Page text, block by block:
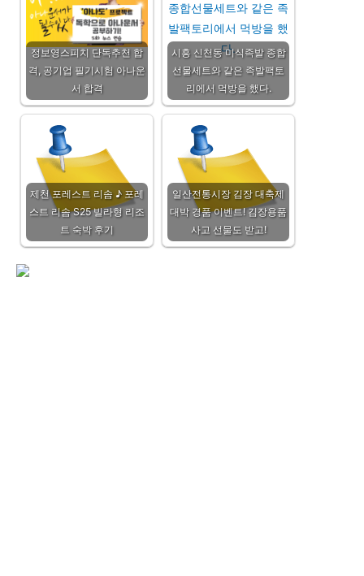
정보영스피치 단독추천 합
격, 공기업 필기시험 아나운
서 합격
시흥 신천동 미식족발 종합
선물세트와 같은 족발팩토
리에서 먹방을 했다.
제천 포레스트 리솜 ♪ 포레
스트 리솜 S25 빌라형 리조
트 숙박 후기
일산전통시장 김장 대축제
대박 경품 이벤트! 김장용품
사고 선물도 받고!